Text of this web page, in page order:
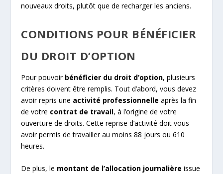
nouveaux droits, plutôt que de recharger les anciens.
CONDITIONS POUR BÉNÉFICIER
DU DROIT D’OPTION
Pour pouvoir bénéficier du droit d’option, plusieurs
critères doivent être remplis. Tout d’abord, vous devez
avoir repris une activité professionnelle après la fin
de votre contrat de travail, à l’origine de votre
ouverture de droits. Cette reprise d’activité doit vous
avoir permis de travailler au moins 88 jours ou 610
heures.
De plus, le montant de l’allocation journalière issue